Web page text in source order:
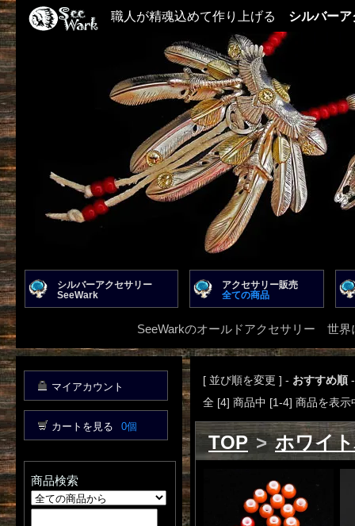
職人が精魂込めて作り上げる シルバー
シルバーアクセサリー
SeeWark
アクセサリー販売
全ての商品
SeeWarkのオールドアクセサリー 世
[ 並び順を変更 ] - おすすめ順
全 [4] 商品中 [1-4] 商品を表示
TOP > ホワイ
マイアカウント
カートを見る 0個
商品検索